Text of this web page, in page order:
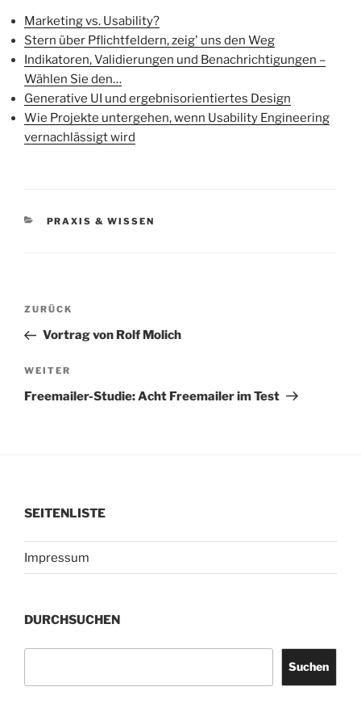
Marketing vs. Usability?
Stern über Pflichtfeldern, zeig' uns den Weg
Indikatoren, Validierungen und Benachrichtigungen –
Wählen Sie den…
Generative UI und ergebnisorientiertes Design
Wie Projekte untergehen, wenn Usability Engineering
vernachlässigt wird
KATEGORIEN
PRAXIS & WISSEN
Beitragsnavigation
Vorheriger
Beitrag
ZURÜCK
Vortrag von Rolf Molich
Nächster
Beitrag
WEITER
Freemailer-Studie: Acht Freemailer im Test
SEITENLISTE
Impressum
DURCHSUCHEN
Suchen